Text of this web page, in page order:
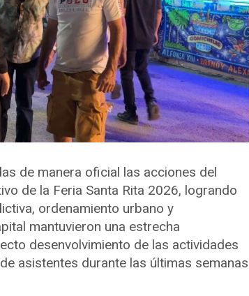
de manera oficial las acciones del
de la Feria Santa Rita 2026, logrando
ordenamiento urbano y
mantuvieron una estrecha
desenvolvimiento de las actividades
asistentes durante las últimas semanas